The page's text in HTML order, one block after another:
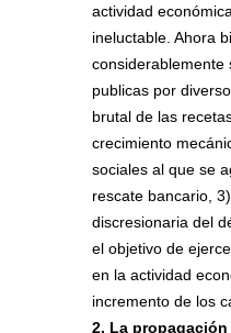
actividad
ineluctable. Ahora
considerablemente
publicas por
brutal de las
crecimiento
sociales al que se
rescate bancario,
discresionaria del
el objetivo de
en la actividad
incremento de los
2. La